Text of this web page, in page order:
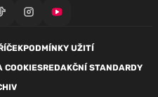
PODMÍNKY UŽITÍ
COOKIESREDAKČNÍ STANDARDY